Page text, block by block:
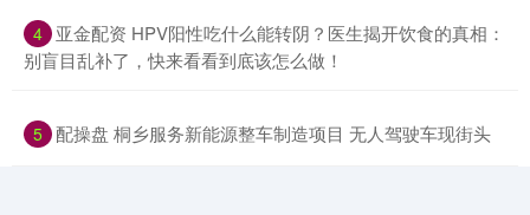
4 ​亚金配资 HPV阳性吃什么能转阴？医生揭开饮食的真相：
别盲目乱补了，快来看看到底该怎么做！
5 ​配操盘 桐乡服务新能源整车制造项目 无人驾驶车现街头